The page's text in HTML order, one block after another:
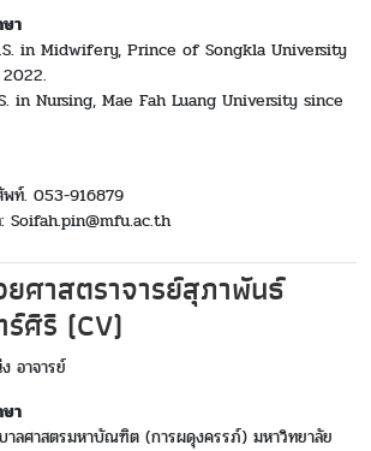
า
in Midwifery, Prince of Songkla University
in Nursing, Mae Fah Luang University since
พท์. 053-916879
Soifah.pin@mfu.ac.th
ศาสตราจารย์สุภาพันธ์
ศิริ (CV)
อาจารย์
า
าลศาสตรมหาบัณฑิต (การผดุงครรภ์) มหาวิทยาลัย